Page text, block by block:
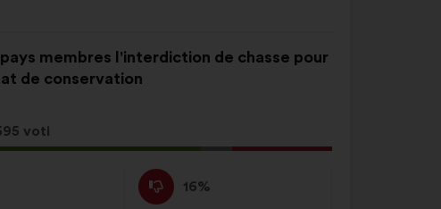
membres l'interdiction de chasse pour
de conservation
voti
Non
sono
16%
Questa
proposta